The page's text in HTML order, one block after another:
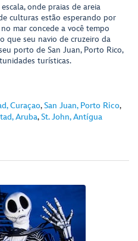
onde praias de areia
culturas estão esperando por
mar concede a você tempo
que seu navio de cruzeiro da
porto de San Juan, Porto Rico,
turísticas.
Curaçao,San Juan, Porto Rico,
Aruba,St. John, Antígua